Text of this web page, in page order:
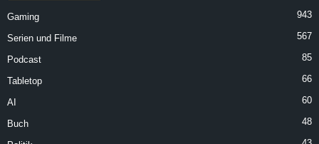
Gaming 943
Serien und Filme 567
Podcast 85
Tabletop 66
AI 60
Buch 48